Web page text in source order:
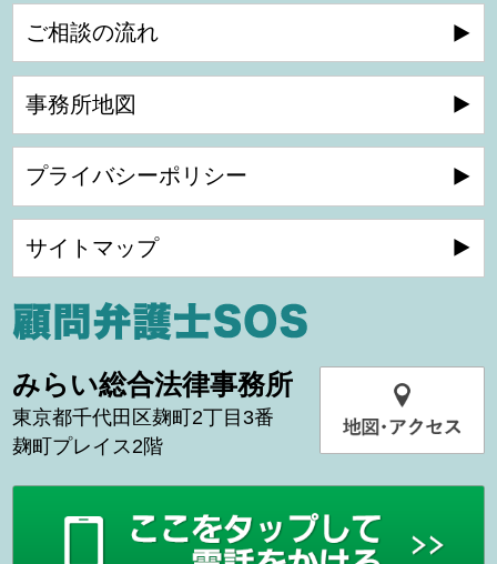
ご相談の流れ
事務所地図
プライバシーポリシー
サイトマップ
みらい総合法律事務所
東京都千代田区麹町2丁目3番
麹町プレイス2階